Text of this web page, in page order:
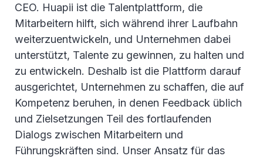
CEO. Huapii ist die Talentplattform, die
Mitarbeitern hilft, sich während ihrer Laufbahn
weiterzuentwickeln, und Unternehmen dabei
unterstützt, Talente zu gewinnen, zu halten und
zu entwickeln. Deshalb ist die Plattform darauf
ausgerichtet, Unternehmen zu schaffen, die auf
Kompetenz beruhen, in denen Feedback üblich
und Zielsetzungen Teil des fortlaufenden
Dialogs zwischen Mitarbeitern und
Führungskräften sind. Unser Ansatz für das